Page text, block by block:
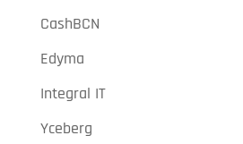
CashBCN
Edyma
Integral IT
Yceberg